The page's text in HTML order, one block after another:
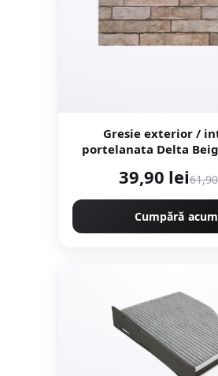
Gresie exterior /
portelanata Delta Beige 30 x
39,90 lei
Cumpără acum